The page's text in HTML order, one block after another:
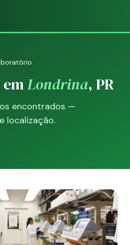
Londrina, PR
encontrados —
localização.